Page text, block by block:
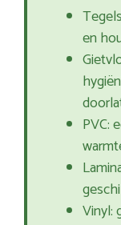
en
PVC:
Vinyl: